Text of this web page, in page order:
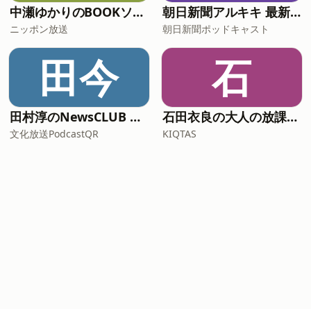
中瀬ゆかりのBOOKソムリエ
ニッポン放送
朝日新聞アルキキ 最新ニュース
朝日新聞ポッドキャスト
田今
田村淳のNewsCLUB 今週のスゴい人
文化放送PodcastQR
石
石田衣良の大人の放課後ラジオ
KIQTAS